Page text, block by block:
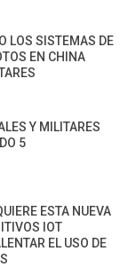
LOS SISTEMAS DE
EN CHINA
Y MILITARES
5
ESTA NUEVA
IOT
EL USO DE